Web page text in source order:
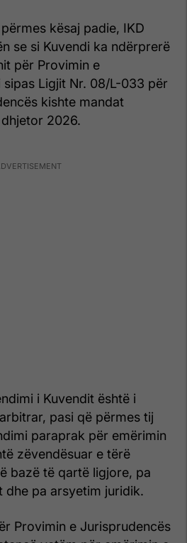
kësaj padie, IKD
se si Kuvendi ka ndërprerë
për Provimin e
Ligjit Nr. 08/L-033 për
kishte mandat
2026.
i Kuvendit është i
pasi që përmes tij
paraprak për emërimin
zëvendësuar e tërë
bazë të qartë ligjore, pa
pa arsyetim juridik.
Provimin e Jurisprudencës